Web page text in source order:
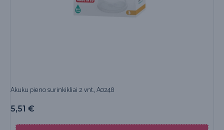
Akuku pieno surinkikliai 2 vnt., A0248
5,51 €